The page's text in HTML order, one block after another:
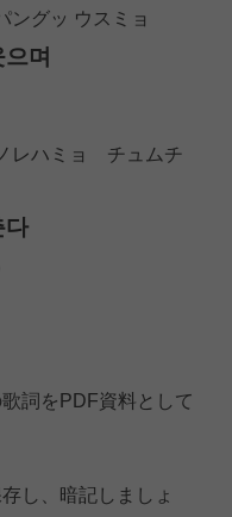
ングッ ウスミョ
며
レハミョ チュムチ
다
詞をPDF資料として
し、暗記しましょ